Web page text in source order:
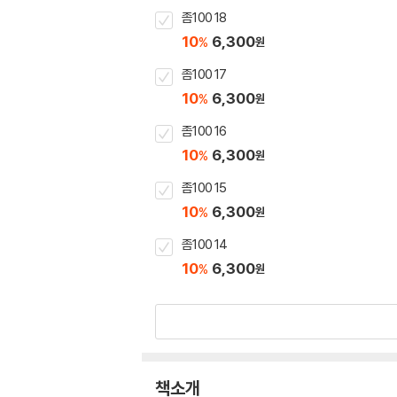
좀100 18
10% 6,300원
좀100 17
10% 6,300원
좀100 16
10% 6,300원
좀100 15
10% 6,300원
좀100 14
10% 6,300원
책소개